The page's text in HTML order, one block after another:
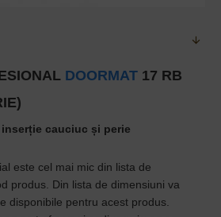
DOORMAT 17 RB
ie cauciuc și perie
este cel mai mic din lista de
produs. Din lista de dimensiuni va
disponibile pentru acest produs.